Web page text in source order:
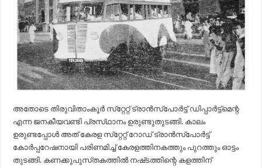
അതോടെ തിരുവിതാംകൂര്‍ സ്‌റ്റേറ്റ്‌ ട്രാന്‍സ്‌പോര്‍ട്ട്‌ ഡിപ്പാര്‍ട്ട്‌മെന്റ
എന്ന ജനകീയവണ്ടി പ്രസ്‌ഥാനം ഉരുണ്ടുതുടങ്ങി. കാലം
ഉരുണ്ടപ്പോള്‍ അത്‌ കേരള സ്‌റ്റേറ്റ്‌ റോഡ്‌ ട്രാന്‍സ്‌പോര്‍ട്ട്‌
കോര്‍പ്പറേഷനായി പരിണമിച്ച്‌ കേരളത്തിനകത്തും പുറത്തും ഓട്ടം
തുടങ്ങി. കണക്കുപുസ്‌തകത്തില്‍ നഷ്‌ടത്തിന്റെ കളത്തിന്‌